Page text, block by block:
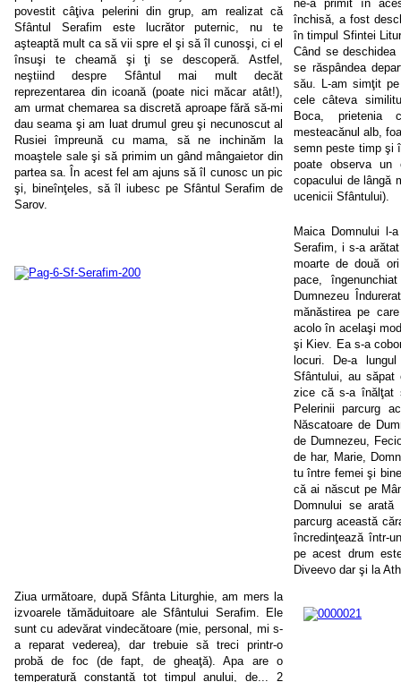
povestit câţiva pelerini din grup, am realizat că
Sfântul Serafim este lucrător puternic, nu te
aşteaptă mult ca să vii spre el şi să îl cunosşi, ci el
însuşi te cheamă şi ţi se descoperă. Astfel,
neştiind despre Sfântul mai mult decăt
reprezentarea din icoană (poate nici măcar atât!),
am urmat chemarea sa discretă aproape fără să-mi
dau seama şi am luat drumul greu şi necunoscut al
Rusiei împreună cu mama, să ne inchinăm la
moaştele sale şi să primim un gând mângaietor din
partea sa. În acest fel am ajuns să îl cunosc un pic
şi, bineînţeles, să îl iubesc pe Sfântul Serafim de
Sarov.
ne-a primit în
închisă, a fost
în timpul Sfintei
Când se
se răspândea
său. L-am simţit
cele câteva
Boca, prietenia
mesteacănul alb,
semn peste timp şi
poate observa un
copacului de lângă
ucenicii Sfântului).
Maica Domnului l-
Serafim, i s-a
moarte de două
pace,
Dumnezeu
mănăstirea pe
acolo în acelaşi
şi Kiev. Ea s-a
locuri. De-a
Sfântului, au săpat
zice că s-a înălţat
Pelerinii parcurg
Născatoare de
de Dumnezeu,
de har, Marie,
tu între femei şi
că ai născut pe
Domnului se
parcurg această
încredinţează într-
pe acest drum
Diveevo dar şi la
Ziua următoare, după Sfânta Liturghie, am mers la
izvoarele tămăduitoare ale Sfântului Serafim. Ele
sunt cu adevărat vindecătoare (mie, personal, mi s-
a reparat vederea), dar trebuie să treci printr-o
probă de foc (de fapt, de gheaţă). Apa are o
temperatură constantă tot timpul anului, de... 2